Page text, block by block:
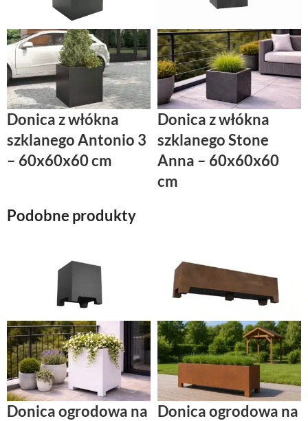
Donica z włókna
szklanego Antonio 3
– 60x60x60 cm
Donica z włókna
szklanego Stone
Anna – 60x60x60
cm
Podobne produkty
Donica ogrodowa na Donica ogrodowa na